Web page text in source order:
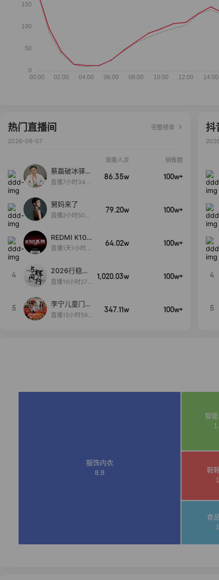
热门直播间
完整榜单
2026-08-07
观看人次 销售额
蔡磊破冰驿站
直播间好物分
直播7小时34分
86.35w 100w+
舅妈来了
直播2小时50分
79.20w 100w+
REDMI K100
Pro系列新品
启！
直播1天1小时2
64.02w 100w+
4
2026行稳致
远
直播16小时27
1,020.03w 100w+
5
李宁儿童门店
爆款赤兔8pr
直播15小时59
347.11w 100w+
抖
4
5